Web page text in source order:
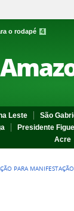
o rodapé 4
Leste São
Presidente
Acre
PARA